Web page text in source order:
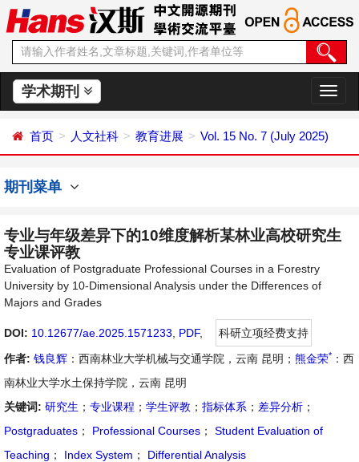
学术期刊
切
换
首页 人文社科 教育进展 Vol. 15 No. 7 (July 2025)
期刊菜单
专业与年级差异下的10维度解析某林业高校研究生
专业课评教
Evaluation of Postgraduate Professional Courses in a Forestry
University by 10-Dimensional Analysis under the Differences of
Majors and Grades
DOI: 10.12677/ae.2025.1571233 PDF,
科研立项经费支持
作者: 钱良辉 ：西南林业大学机械与交通学院，云南 昆明； 熊金荣* ：西
南林业大学水土保持学院，云南 昆明
关键词: 研究生 ； 专业课程 ； 学生评教 ； 指标体系 ； 差异分析 ；
Postgraduates ； Professional Courses ；
Student Evaluation of
Teaching ； Index System ； Differential Analysis